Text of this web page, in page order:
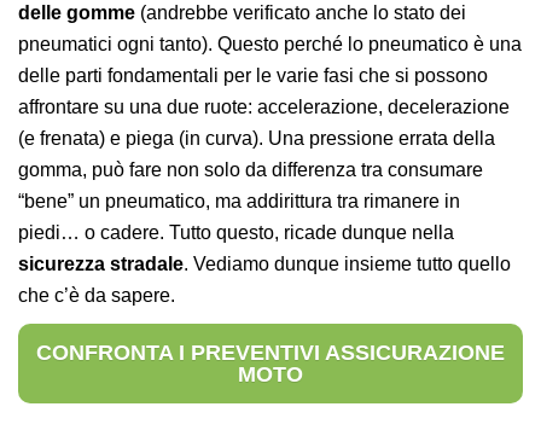
delle gomme (andrebbe verificato anche lo stato dei
pneumatici ogni tanto). Questo perché lo pneumatico è una
delle parti fondamentali per le varie fasi che si possono
affrontare su una due ruote: accelerazione, decelerazione
(e frenata) e piega (in curva). Una pressione errata della
gomma, può fare non solo da differenza tra consumare
“bene” un pneumatico, ma addirittura tra rimanere in
piedi… o cadere. Tutto questo, ricade dunque nella
sicurezza stradale. Vediamo dunque insieme tutto quello
che c’è da sapere.
CONFRONTA I PREVENTIVI ASSICURAZIONE
MOTO